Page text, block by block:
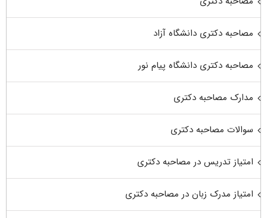
مصاحبه دکتری دانشگاه آزاد
مصاحبه دکتری دانشگاه پیام نور
مدارک مصاحبه دکتری
سوالات مصاحبه دکتری
امتیاز تدریس در مصاحبه دکتری
امتیاز مدرک زبان در مصاحبه دکتری